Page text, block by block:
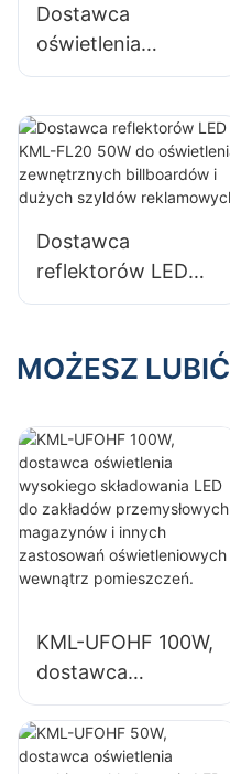
Dostawca
oświetlenia
wysokiego
KML-HB40 100W
do oświetlenia
wnętrz fabryk,
Dostawca
reflektorów LED
KML-FL20 50W do
zewnętrznych
reklamowych
MOŻESZ LUBIĆ
KML-UFOHF 100W,
dostawca
oświetlenia
wysokiego
składowania LED